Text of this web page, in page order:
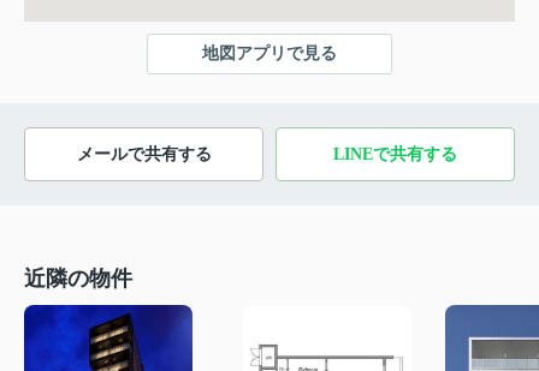
地図アプリで見る
メールで共有する LINEで共有する
近隣の物件